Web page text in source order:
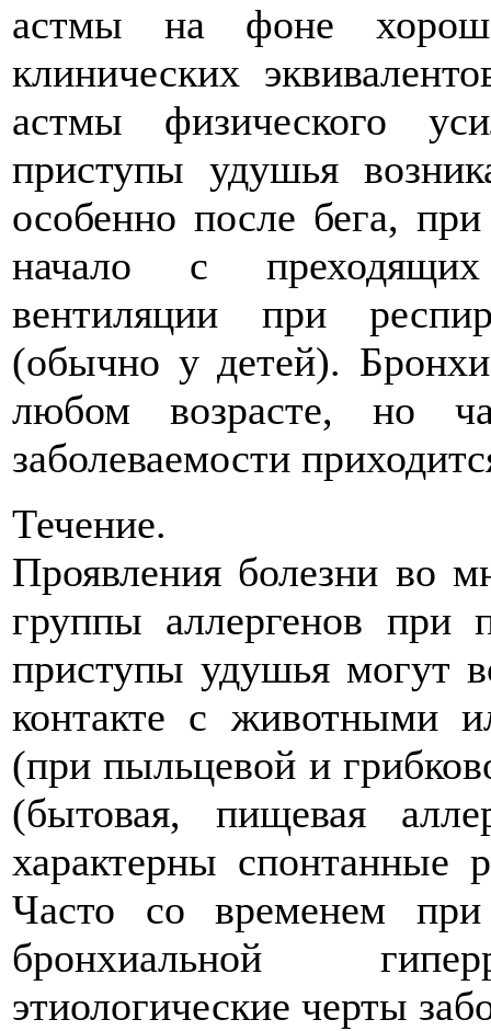
астмы на фоне
клинических
астмы физического
приступы удушья
особенно после бега,
начало с
вентиляции при
(обычно у детей).
любом возрасте, но
заболеваемости
Течение.
Проявления болезни во
группы аллергенов при
приступы удушья могут
контакте с животными
(при пыльцевой и
(бытовая, пищевая
характерны спонтанные
Часто со временем при
бронхиальной
этиологические черты